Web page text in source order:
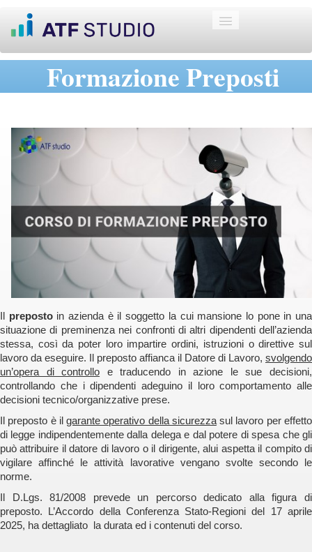
I Fondi
Sicurezza
Progetti
Regione Sicilia
Contatto
Formazione Preposti
Il prepostoin azienda è il soggetto la cui mansione lo pone in una
situazione di preminenza nei confronti di altri dipendenti dell’azienda
stessa, così da poter loro impartire ordini, istruzioni o direttive sul
lavoro da eseguire. Il preposto affianca il Datore di Lavoro, svolgendo
un’opera di controllo e traducendo in azione le sue decisioni,
controllando che i dipendenti adeguino il loro comportamento alle
decisioni tecnico/organizzative prese.
Il preposto è ilgarante operativo della sicurezzasul lavoro per effetto
di legge indipendentemente dalla delega e dal potere di spesa che gli
può attribuire il datore di lavoro o il dirigente, alui aspetta il compito di
vigilare affinché le attività lavorative vengano svolte secondo le
norme.
Il D.Lgs. 81/2008 prevede un percorso dedicato alla figura di
preposto. L’Accordo della Conferenza Stato-Regioni del 17 aprile
2025, ha dettagliato la durata ed i contenuti del corso.